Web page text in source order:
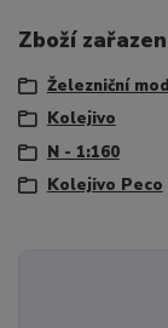
Zboží
Železniční
Kolejivo
N - 1:160
Kolejivo Peco